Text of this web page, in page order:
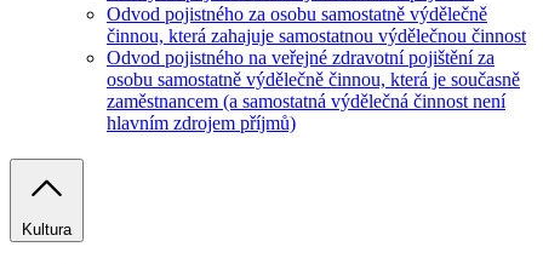
Odvod pojistného za osobu samostatně výdělečně
činnou, která zahajuje samostatnou výdělečnou činnost
Odvod pojistného na veřejné zdravotní pojištění za
osobu samostatně výdělečně činnou, která je současně
zaměstnancem (a samostatná výdělečná činnost není
hlavním zdrojem příjmů)
Kultura